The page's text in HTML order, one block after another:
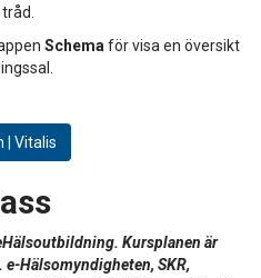
Schema för visa en översikt
| Vitalis
Kursplanen är
Hälsomyndigheten, SKR,